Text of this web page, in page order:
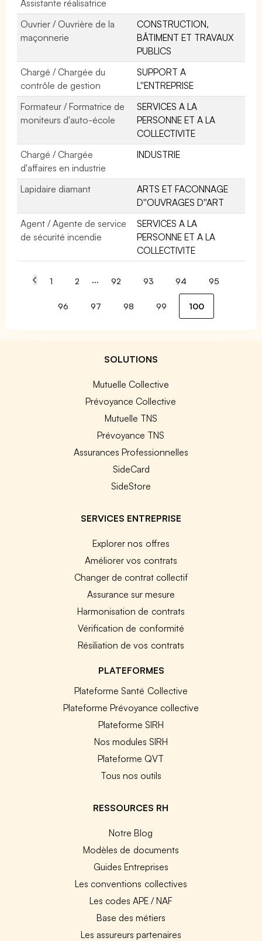
Assistante réalisatrice
Ouvrier / Ouvrière de la
maçonnerie
CONSTRUCTION,
BÂTIMENT ET TRAVAUX
PUBLICS
Chargé / Chargée du
contrôle de gestion
SUPPORT A
L''ENTREPRISE
Formateur / Formatrice de
moniteurs d'auto-école
SERVICES A LA
PERSONNE ET A LA
COLLECTIVITE
Chargé / Chargée
d'affaires en industrie
INDUSTRIE
Lapidaire diamant
ARTS ET FACONNAGE
D''OUVRAGES D''ART
Agent / Agente de service
de sécurité incendie
SERVICES A LA
PERSONNE ET A LA
COLLECTIVITE
1 2 ... 92 93 94 95
96 97 98 99 100
SOLUTIONS
Mutuelle Collective
Prévoyance Collective
Mutuelle TNS
Prévoyance TNS
Assurances Professionnelles
SideCard
SideStore
SERVICES ENTREPRISE
Explorer nos offres
Améliorer vos contrats
Changer de contrat collectif
Assurance sur mesure
Harmonisation de contrats
Vérification de conformité
Résiliation de vos contrats
PLATEFORMES
Plateforme Santé Collective
Plateforme Prévoyance collective
Plateforme SIRH
Nos modules SIRH
Plateforme QVT
Tous nos outils
RESSOURCES RH
Notre Blog
Modèles de documents
Guides Entreprises
Les conventions collectives
Les codes APE / NAF
Base des métiers
Les assureurs partenaires